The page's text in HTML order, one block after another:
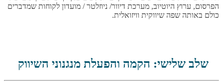
הפרסום, ערוץ היוטיוב, מערכת דיוור/ ניוזלטר / מועדון לקוחות שמדברים
כולם באותה שפה שיווקית וויזואלית.
שלב שלישי: הקמה והפעלת מנגנוני השיווק